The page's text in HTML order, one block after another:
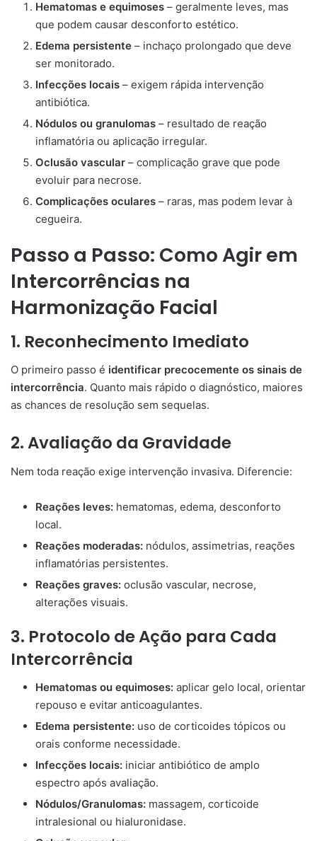
Hematomas e equimoses – geralmente leves, mas
que podem causar desconforto estético.
Edema persistente – inchaço prolongado que deve
ser monitorado.
Infecções locais – exigem rápida intervenção
antibiótica.
Nódulos ou granulomas – resultado de reação
inflamatória ou aplicação irregular.
Oclusão vascular – complicação grave que pode
evoluir para necrose.
Complicações oculares – raras, mas podem levar à
cegueira.
Passo a Passo: Como Agir em
Intercorrências na
Harmonização Facial
1. Reconhecimento Imediato
O primeiro passo é identificar precocemente os sinais de
intercorrência. Quanto mais rápido o diagnóstico, maiores
as chances de resolução sem sequelas.
2. Avaliação da Gravidade
Nem toda reação exige intervenção invasiva. Diferencie:
Reações leves: hematomas, edema, desconforto
local.
Reações moderadas: nódulos, assimetrias, reações
inflamatórias persistentes.
Reações graves: oclusão vascular, necrose,
alterações visuais.
3. Protocolo de Ação para Cada
Intercorrência
Hematomas ou equimoses: aplicar gelo local, orientar
repouso e evitar anticoagulantes.
Edema persistente: uso de corticoides tópicos ou
orais conforme necessidade.
Infecções locais: iniciar antibiótico de amplo
espectro após avaliação.
Nódulos/Granulomas: massagem, corticoide
intralesional ou hialuronidase.